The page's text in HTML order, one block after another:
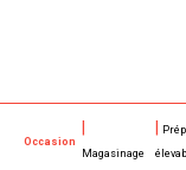
Occasion
Magasinage